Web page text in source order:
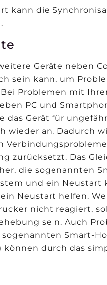
kann die
Geräte neben
sein kann, um
Problemen mit
PC und
das Gerät für
wieder an. Dadurch
zurücksetzt. Das
die sogenannten
und ein Neustart
Neustart helfen.
nicht reagiert,
sein. Auch
Smart-
können durch das